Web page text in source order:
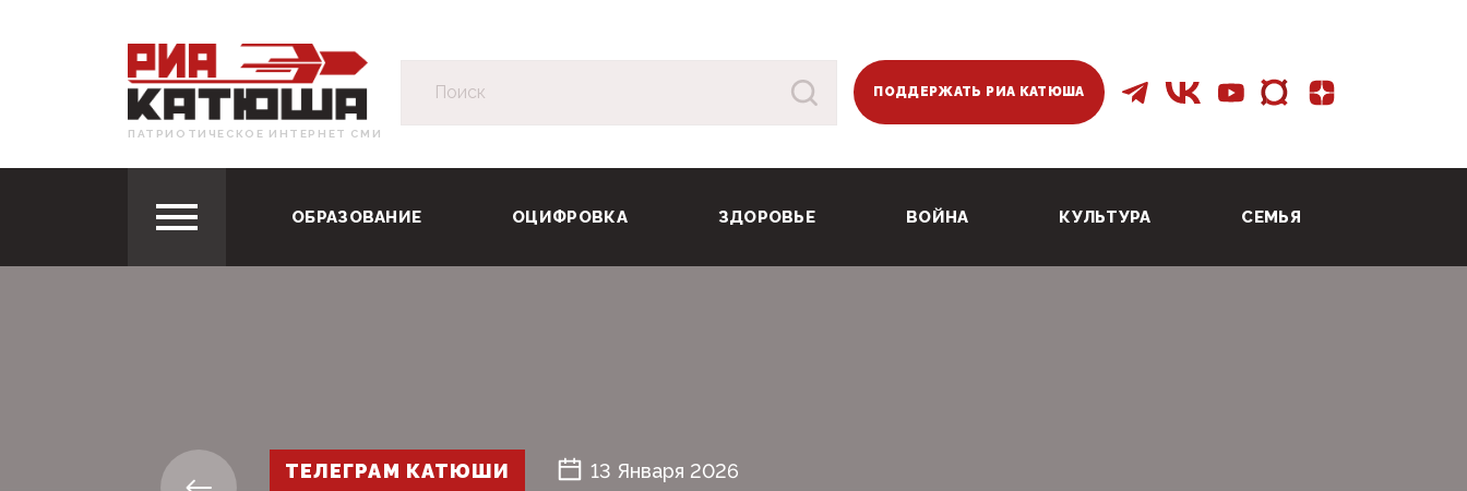
ПАТРИОТИЧЕСКОЕ ИНТЕРНЕТ СМИ
ПОДДЕРЖАТЬ РИА КАТЮША
ОБРАЗОВАНИЕ ОЦИФРОВКА ЗДОРОВЬЕ ВОЙНА КУЛЬТУРА СЕМЬЯ
ТЕЛЕГРАМ КАТЮШИ 13 Января 2026